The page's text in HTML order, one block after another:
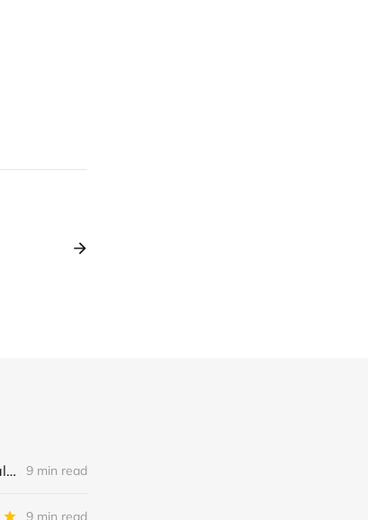
Savaitė kriptoje: BTC mokėjimų šuolis, naujoviška kredito linija, AI agentų galimybės bei klaidos ir dar daugiau 9 min read
9 min read